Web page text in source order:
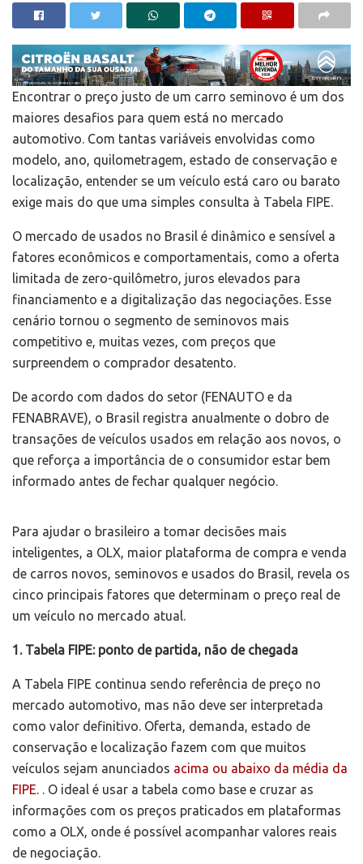
Encontrar o preço justo de um carro seminovo é um dos
maiores desafios para quem está no mercado
automotivo. Com tantas variáveis envolvidas como
modelo, ano, quilometragem, estado de conservação e
localização, entender se um veículo está caro ou barato
exige mais do que uma simples consulta à Tabela FIPE.
O mercado de usados no Brasil é dinâmico e sensível a
fatores econômicos e comportamentais, como a oferta
limitada de zero-quilômetro, juros elevados para
financiamento e a digitalização das negociações. Esse
cenário tornou o segmento de seminovos mais
competitivo e, muitas vezes, com preços que
surpreendem o comprador desatento.
De acordo com dados do setor (FENAUTO e da
FENABRAVE), o Brasil registra anualmente o dobro de
transações de veículos usados em relação aos novos, o
que reforça a importância de o consumidor estar bem
informado antes de fechar qualquer negócio.
Para ajudar o brasileiro a tomar decisões mais
inteligentes, a OLX, maior plataforma de compra e venda
de carros novos, seminovos e usados do Brasil, revela os
cinco principais fatores que determinam o preço real de
um veículo no mercado atual.
1. Tabela FIPE: ponto de partida, não de chegada
A Tabela FIPE continua sendo referência de preço no
mercado automotivo, mas não deve ser interpretada
como valor definitivo. Oferta, demanda, estado de
conservação e localização fazem com que muitos
veículos sejam anunciados acima ou abaixo da média da
FIPE. . O ideal é usar a tabela como base e cruzar as
informações com os preços praticados em plataformas
como a OLX, onde é possível acompanhar valores reais
de negociação.